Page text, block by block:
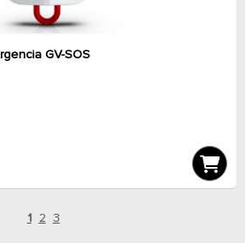
GV-SOS
1 2 3